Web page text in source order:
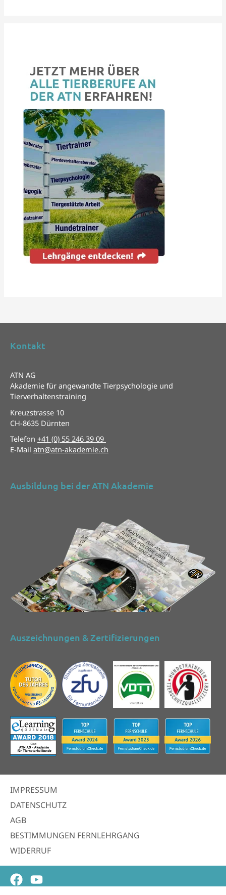
Kontakt
ATN AG
Akademie für angewandte Tierpsychologie und
Tierverhaltenstraining
Kreuzstrasse 10
CH-8635 Dürnten
Telefon +41 (0) 55 246 39 09
E-Mail atn@atn-akademie.ch
Ausbildung bei der ATN Akademie
Auszeichnungen & Zertifizierungen
IMPRESSUM
DATENSCHUTZ
AGB
BESTIMMUNGEN FERNLEHRGANG
WIDERRUF
Facebook
Youtube